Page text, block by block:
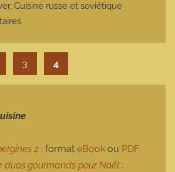
t
, Cuisine russe et soviétique
des publications
3 4
2 : format eBook ou PDF
duos gourmands pour Noël :